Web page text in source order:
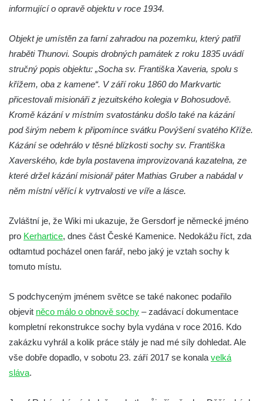
Sadech v Českých Budějovicích
Pražské třídě v Českých Budějovicích
Socha Civilizovaní na Husově třídě v
Českých Budějovicích
Socha svatého Jana Nepomuckého Na
Sadech u Mlýnské stoky v Českých
Budějovicích
Socha svatého Vincence Ferrerského na
nádvoří kláštera dominikánů v Českých
Socha svatého Zachariáše na nádvoří
kláštera dominikánů v Českých
Budějovicích
Socha svatého Josefa na nádvoří kláštera
Socha svaté Anny na nádvoří kláštera
dominikánů v Českých Budějovicích
informující o opravě objektu v roce 1934.
Objekt je umístěn za farní zahradou na pozemku, který patřil
hraběti Thunovi. Soupis drobných památek z roku 1835 uvádí
stručný popis objektu: „Socha sv. Františka Xaveria, spolu s
křížem, oba z kamene“. V září roku 1860 do Markvartic
přicestovali misionáři z jezuitského kolegia v Bohosudově.
Kromě kázání v místním svatostánku došlo také na kázání
pod širým nebem k připomínce svátku Povýšení svatého Kříže.
Kázání se odehrálo v těsné blízkosti sochy sv. Františka
Xaverského, kde byla postavena improvizovaná kazatelna, ze
které držel kázání misionář páter Mathias Gruber a nabádal v
něm místní věřící k vytrvalosti ve víře a lásce.
Zvláštní je, že Wiki mi ukazuje, že Gersdorf je německé jméno
pro Kerhartice, dnes část České Kamenice. Nedokážu říct, zda
odtamtud pocházel onen farář, nebo jaký je vztah sochy k
tomuto místu.
S podchyceným jménem světce se také nakonec podařilo
objevit něco málo o obnově sochy – zadávací dokumentace
kompletní rekonstrukce sochy byla vydána v roce 2016. Kdo
zakázku vyhrál a kolik práce stály je nad mé síly dohledat. Ale
vše dobře dopadlo, v sobotu 23. září 2017 se konala velká
sláva.